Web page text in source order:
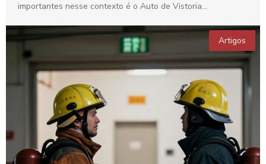
importantes nesse contexto é o Auto de Vistoria...
Artigos